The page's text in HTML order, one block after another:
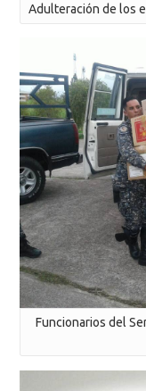
Adulteración de los
Funcionarios del